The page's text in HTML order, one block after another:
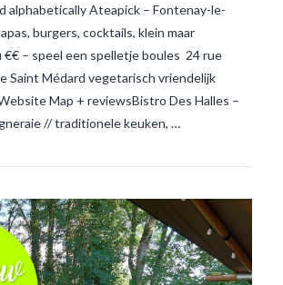
alphabetically Ateapick – Fontenay-le-
burgers, cocktails, klein maar
€€ – speel een spelletje boules 24 rue
Saint Médard vegetarisch vriendelijk
Map + reviewsBistro Des Halles –
// traditionele keuken, …